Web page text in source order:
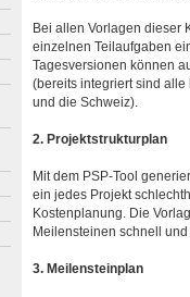
Bei allen Vorlagen dieser
einzelnen Teilaufgaben
Tagesversionen können
(bereits integriert sind
und die Schweiz).
2. Projektstrukturplan
Mit dem PSP-Tool
ein jedes Projekt
Kostenplanung. Die
Meilensteinen schnell
3. Meilensteinplan